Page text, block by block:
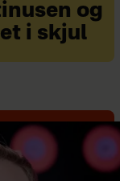
og
i skjul